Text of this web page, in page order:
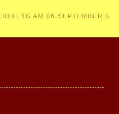
AM 06.SEPTEMBER